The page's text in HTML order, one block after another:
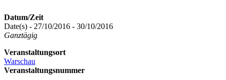
Datum/Zeit
Date(s) - 27/10/2016 - 30/10/2016
Ganztägig
Veranstaltungsort
Warschau
Veranstaltungsnummer